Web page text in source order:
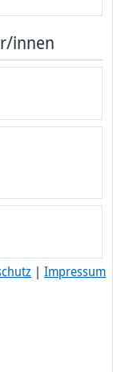
innen
| Impressum